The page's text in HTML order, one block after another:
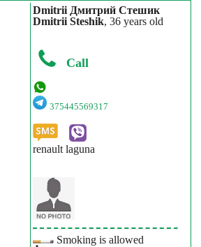
Dmitrii Дмитрий Стешик
Dmitrii Steshik, 36 years old
Call
375445569317
renault laguna
Smoking is allowed